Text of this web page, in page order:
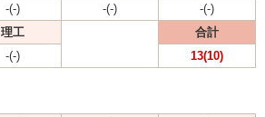
-(-) -(-)
-(-)
理工
合計
-(-) 13(10)